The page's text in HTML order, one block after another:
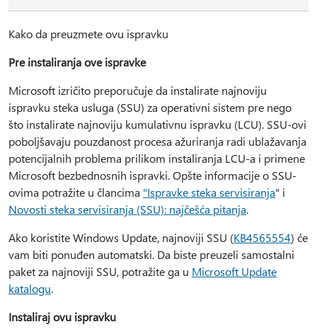
Kako da preuzmete ovu ispravku
Pre instaliranja ove ispravke
Microsoft izričito preporučuje da instalirate najnoviju
ispravku steka usluga (SSU) za operativni sistem pre nego
što instalirate najnoviju kumulativnu ispravku (LCU). SSU-ovi
poboljšavaju pouzdanost procesa ažuriranja radi ublažavanja
potencijalnih problema prilikom instaliranja LCU-a i primene
Microsoft bezbednosnih ispravki. Opšte informacije o SSU-
ovima potražite u člancima "Ispravke steka servisiranja" i
Novosti steka servisiranja (SSU): najčešća pitanja.
Ako koristite Windows Update, najnoviji SSU (KB4565554) će
vam biti ponuđen automatski. Da biste preuzeli samostalni
paket za najnoviji SSU, potražite ga u Microsoft Update
katalogu.
Instaliraj ovu ispravku